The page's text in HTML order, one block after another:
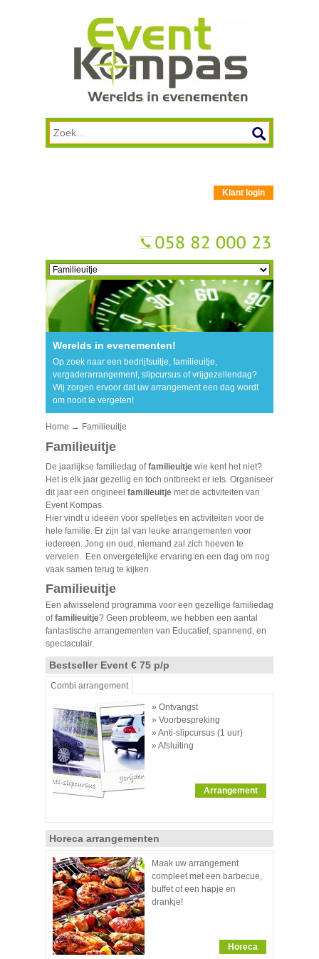
Klant login
Werelds in evenementen!
Op zoek naar een bedrijfsuitje, familieuitje,
vergaderarrangement, slipcursus of vrijgezellendag?
Wij zorgen ervoor dat uw arrangement een dag wordt
om nooit te vergeten!
Home → Familieuitje
Familieuitje
De jaarlijkse familiedag offamilieuitje wie kent het niet?
Het is elk jaar gezellig en toch ontbreekt er iets. Organiseer
dit jaar een origineel familieuitje met de activiteiten van
Event Kompas.
Hier vindt u ideeën voor spelletjes en activiteiten voor de
hele familie. Er zijn tal van leuke arrangementen voor
iedereen. Jong en oud, niemand zal zich hoeven te
vervelen. Een onvergetelijke ervaring en een dag om nog
vaak samen terug te kijken.
Familieuitje
Een afwisselend programma voor een gezellige familiedag
offamilieuitje? Geen probleem, we hebben een aantal
fantastische arrangementen van Educatief, spannend, en
spectaculair.
Bestseller Event € 75 p/p
» Ontvangst
» Voorbespreking
» Anti-slipcursus (1 uur)
» Afsluiting
Arrangement
Combi arrangement
Horeca arrangementen
Maak uw arrangement
compleet met een barbecue,
buffet of een hapje en
drankje!
Horeca